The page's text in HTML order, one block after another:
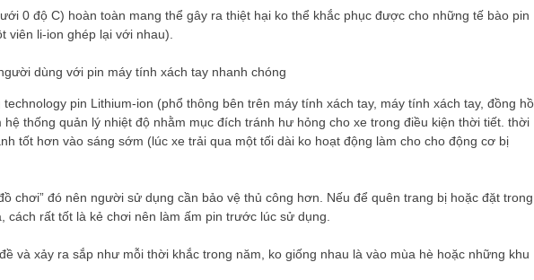
0 độ C) hoàn toàn mang thể gây ra thiệt hại ko thể khắc phục được cho những tế bào pin
viên li-ion ghép lại với nhau).
pin Lithium-ion (phổ thông bên trên máy tính xách tay, máy tính xách tay, đồng hồ
thống quản lý nhiệt độ nhằm mục đích tránh hư hỏng cho xe trong điều kiện thời tiết. thời
tốt hơn vào sáng sớm (lúc xe trải qua một tối dài ko hoạt động làm cho cho động cơ bị
chơi” đó nên người sử dụng cần bảo vệ thủ công hơn. Nếu để quên trang bị hoặc đặt trong
cách rất tốt là kẻ chơi nên làm ấm pin trước lúc sử dụng.
và xảy ra sắp như mỗi thời khắc trong năm, ko giống nhau là vào mùa hè hoặc những khu